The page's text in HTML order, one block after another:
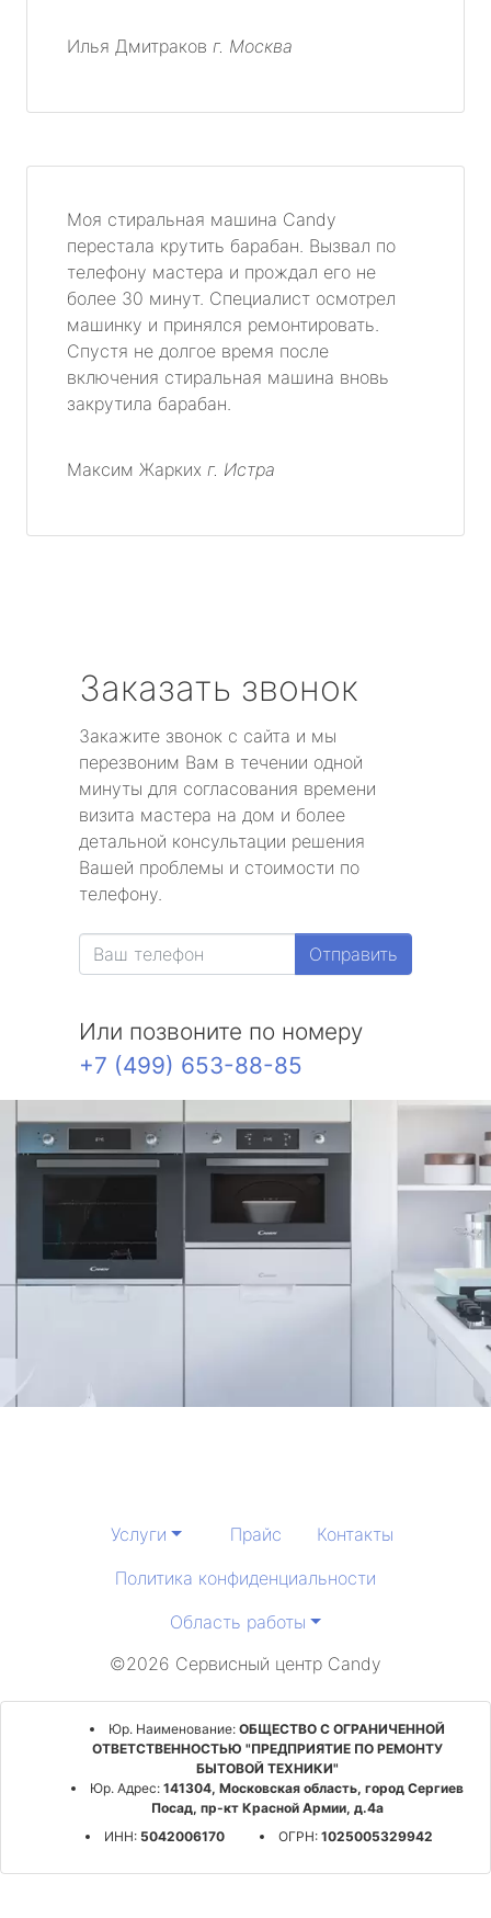
Илья Дмитраков г. Москва
Моя стиральная машина Candy
перестала крутить барабан. Вызвал по
телефону мастера и прождал его не
более 30 минут. Специалист осмотрел
машинку и принялся ремонтировать.
Спустя не долгое время после
включения стиральная машина вновь
закрутила барабан.
Максим Жарких г. Истра
Заказать звонок
Закажите звонок с сайта и мы
перезвоним Вам в течении одной
минуты для согласования времени
визита мастера на дом и более
детальной консультации решения
Вашей проблемы и стоимости по
телефону.
Отправить
Или позвоните по номеру
+7 (499) 653-88-85
Услуги Прайс
Контакты
Политика конфиденциальности
Область работы
©2026 Сервисный центр Candy
Юр. Наименование: ОБЩЕСТВО С ОГРАНИЧЕННОЙ
ОТВЕТСТВЕННОСТЬЮ "ПРЕДПРИЯТИЕ ПО РЕМОНТУ
БЫТОВОЙ ТЕХНИКИ"
Юр. Адрес: 141304, Московская область, город Сергиев
Посад, пр-кт Красной Армии, д.4а
ИНН:5042006170 ОГРН:1025005329942